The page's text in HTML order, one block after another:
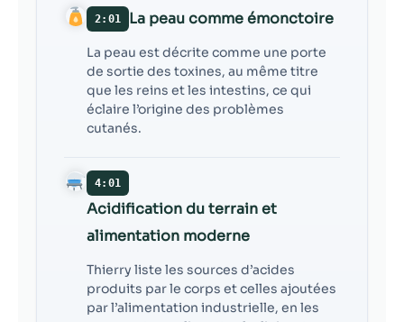
2:01 La peau comme émonctoire
La peau est décrite comme une porte
de sortie des toxines, au même titre
que les reins et les intestins, ce qui
éclaire l’origine des problèmes
cutanés.
4:01
Acidification du terrain et
alimentation moderne
Thierry liste les sources d’acides
produits par le corps et celles ajoutées
par l’alimentation industrielle, en les